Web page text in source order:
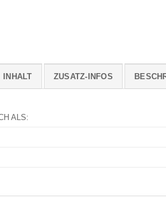
INHALT ZUSATZ-INFOS
ALS: